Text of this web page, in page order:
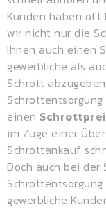
Kunden haben oft
wir nicht nur die
Ihnen auch einen
gewerbliche als
Schrott
einen
im Zuge einer
Schrottankauf
Doch auch bei
gewerbliche